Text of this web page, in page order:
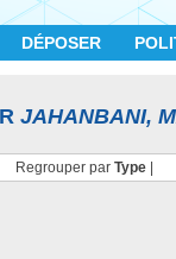
DÉPOSER
JAHANBANI,
Regrouper par Type|